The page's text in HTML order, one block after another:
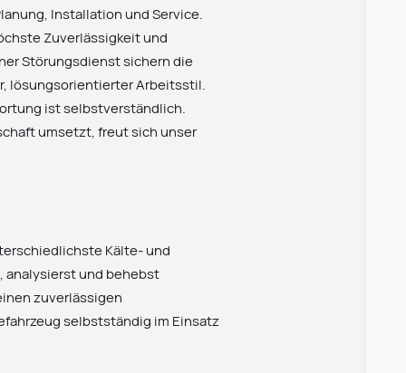
Installation und Service.
Zuverlässigkeit und
Störungsdienst sichern die
lösungsorientierter Arbeitsstil.
ist selbstverständlich.
umsetzt, freut sich unser
Kälte- und
analysierst und behebst
zuverlässigen
selbstständig im Einsatz